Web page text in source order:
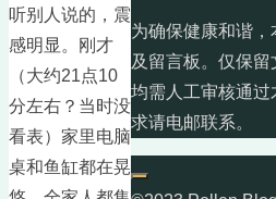
听别人说的，震
感明显。刚才
（大约21点10
分左右？当时没
看表）家里电脑
桌和鱼缸都在晃
为确保健康和谐
及留言板。仅保
均需人工审核通
求请电邮联系。